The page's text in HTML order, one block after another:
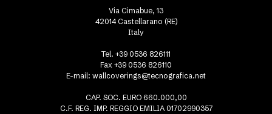
Via Cimabue, 13
42014 Castellarano (RE)
Italy
Tel. +39 0536 826111
Fax +39 0536 826110
E-mail: wallcoverings@tecnografica.net
CAP. SOC. EURO 660.000,00
C.F. REG. IMP. REGGIO EMILIA 01702990357